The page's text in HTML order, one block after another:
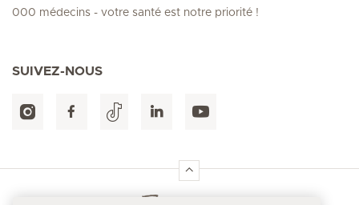
000 médecins - votre santé est notre priorité !
SUIVEZ-NOUS